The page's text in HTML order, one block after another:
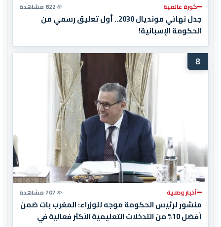
كورة عالمية 822 مشاهدة
جدل نهائي مونديال 2030.. أول تعليق رسمي من
الحكومة الإسبانية!
8
أخبار وطنية 707 مشاهدة
منشور لرئيس الحكومة موجه للوزراء: المغرب بات ضمن
أفضل 10% من التدخلات التعليمية الأكثر فعالية في